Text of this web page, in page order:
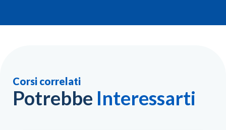
Corsi correlati
Potrebbe Interessarti